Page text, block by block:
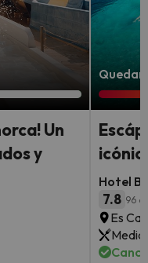
Un
y
Hotel
7.8 96
Es
Media